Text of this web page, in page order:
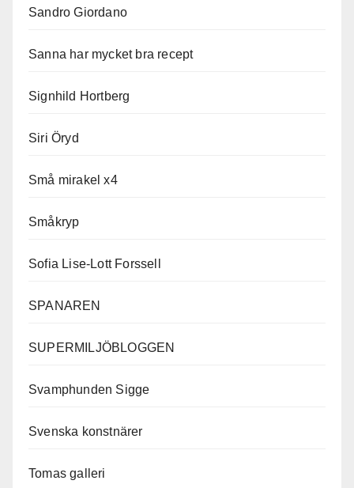
Sandro Giordano
Sanna har mycket bra recept
Signhild Hortberg
Siri Öryd
Små mirakel x4
Småkryp
Sofia Lise-Lott Forssell
SPANAREN
SUPERMILJÖBLOGGEN
Svamphunden Sigge
Svenska konstnärer
Tomas galleri